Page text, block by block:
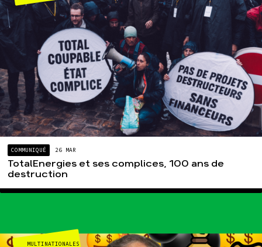
COMMUNIQUÉ 26 MAR
TotalEnergies et ses complices, 100 ans de
destruction
MULTINATIONALES